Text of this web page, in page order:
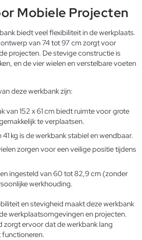
Mobiele Projecten
biedt veel flexibiliteit in de werkplaats.
van 74 tot 97 cm zorgt voor
projecten. De stevige constructie is
en de vier wielen en verstelbare voeten
deze werkbank zijn:
van 152 x 61 cm biedt ruimte voor grote
te verplaatsen.
kg is de werkbank stabiel en wendbaar.
zorgen voor een veilige positie tijdens
ingesteld van 60 tot 82,9 cm (zonder
werkhouding.
en stevigheid maakt deze werkbank
werkplaatsomgevingen en projecten.
zorgt ervoor dat de werkbank lang